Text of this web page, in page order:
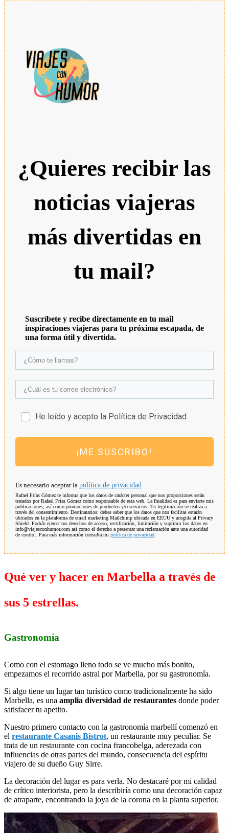
¿Quieres recibir las
noticias viajeras
más divertidas en
tu mail?
Suscríbete y recibe directamente en tu mail
inspiraciones viajeras para tu próxima escapada, de
una forma útil y divertida.
He leído y acepto la Política de Privacidad
¡ME SUSCRIBO!
Es necesario aceptar la política de privacidad
Rafael Frías Gómez te informa que los datos de carácter personal que nos proporciones serán
tratados por Rafael Frías Gómez como responsable de esta web. La finalidad es para enviarte mis
publicaciones, así como promociones de productos y/o servicios. Tu legitimación se realiza a
través del consentimiento. Destinatarios: debes saber que los datos que nos facilitas estarán
ubicados en la plataforma de email marketing Mailchimp ubicada en EEUU y acogida al Privacy
Shield. Podrás ejercer tus derechos de acceso, rectificación, limitación y suprimir los datos en
info@viajesconhumor.com así como el derecho a presentar una reclamación ante una autoridad
de control. Para más información consulta mi política de privacidad
Qué ver y hacer en Marbella a través de
sus 5 estrellas.
Gastronomía
Como con el estomago lleno todo se ve mucho más bonito,
empezamos el recorrido astral por Marbella, por su gastronomía.
Si algo tiene un lugar tan turístico como tradicionalmente ha sido
Marbella, es una amplia diversidad de restaurantes donde poder
satisfacer tu apetito.
Nuestro primero contacto con la gastronomía marbellí comenzó en
el restaurante Casanis Bistrot, un restaurante muy peculiar. Se
trata de un restaurante con cocina francobelga, aderezada con
influencias de otras partes del mundo, consecuencia del espíritu
viajero de su dueño Guy Sirre.
La decoración del lugar es para verla. No destacaré por mi calidad
de crítico interiorista, pero la describiría como una decoración capaz
de atraparte, encontrando la joya de la corona en la planta superior.